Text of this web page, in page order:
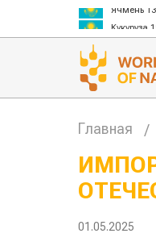
Ячмень
Кукуруза
Пшеница
Главная
01.05.2025
экспорте